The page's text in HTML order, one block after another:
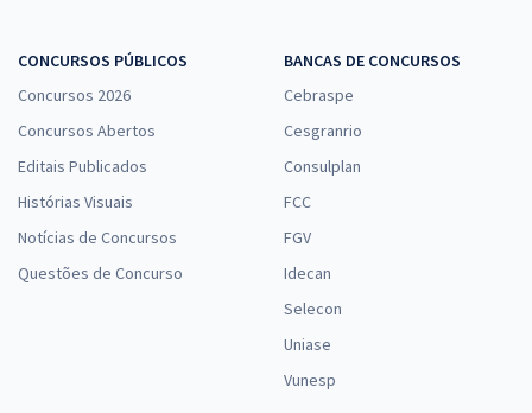
Economize R$ 113,96 (-20%)
(ELT) Com Orientações para o TAF
à vista
R$37,99
Economize R$ 113,96 (-20%)
Comprar
CONCURSOS PÚBLICOS
Concursos 2026
Concursos Abertos
Editais Publicados
Histórias Visuais
Notícias de Concursos
Questões de Concurso
BANCAS DE CONCURSOS
Cebraspe
Cesgranrio
Consulplan
FCC
FGV
Idecan
Selecon
Uniase
Vunesp